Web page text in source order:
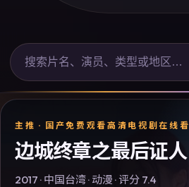
主推 · 国产免费观看高清电视剧在线看
边城终章之最后证人
2017 · 中国台湾· 动漫 · 评分 7.4